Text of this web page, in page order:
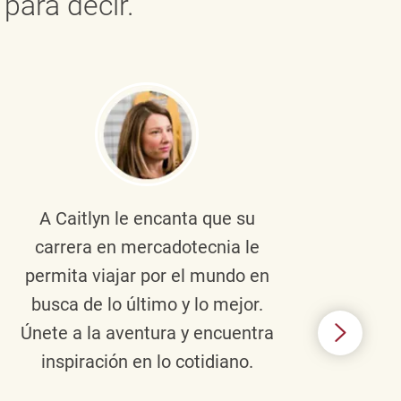
A Caitlyn le encanta que su
carrera en mercadotecnia le
permita viajar por el mundo en
busca de lo último y lo mejor.
Únete a la aventura y encuentra
inspiración en lo cotidiano.